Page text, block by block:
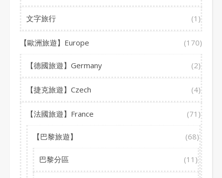
文字旅行 (1)
【歐洲旅遊】Europe (170)
【德國旅遊】Germany (2)
【捷克旅遊】Czech (4)
【法國旅遊】France (71)
【巴黎旅遊】 (68)
巴黎分區 (11)